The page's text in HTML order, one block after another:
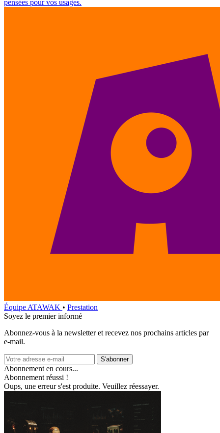
pensées pour vos usages.
Équipe ATAWAK • Prestation
Soyez le premier informé
Abonnez‑vous à la newsletter et recevez nos prochains articles par
e‑mail.
S'abonner
Abonnement en cours...
Abonnement réussi !
Oups, une erreur s'est produite. Veuillez réessayer.